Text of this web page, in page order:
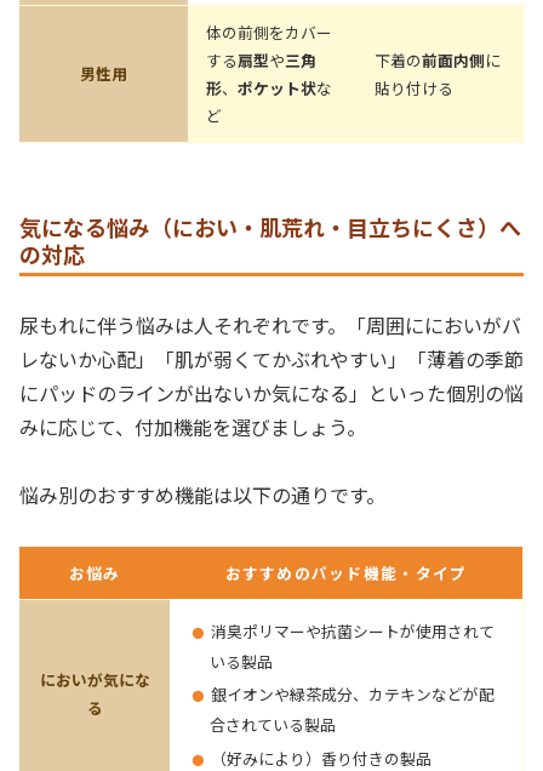
男性用
体の前側をカバー
する扇型や三角
形、ポケット状な
ど
下着の前面内側に
貼り付ける
気になる悩み（におい・肌荒れ・目立ちにくさ）へ
の対応
尿もれに伴う悩みは人それぞれです。「周囲ににおいがバ
レないか心配」「肌が弱くてかぶれやすい」「薄着の季節
にパッドのラインが出ないか気になる」といった個別の悩
みに応じて、付加機能を選びましょう。
悩み別のおすすめ機能は以下の通りです。
お悩み おすすめのパッド機能・タイプ
においが気にな
る
消臭ポリマーや抗菌シートが使用されて
いる製品
銀イオンや緑茶成分、カテキンなどが配
合されている製品
（好みにより）香り付きの製品